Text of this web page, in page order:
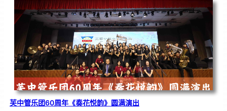
2
6
年
亚
洲科
芙中管乐团60周年《奏花悦韵》圆满演出